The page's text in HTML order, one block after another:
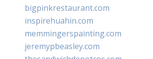
bigpinkrestaurant.com
inspirehuahin.com
memmingerspainting.com
jeremypbeasley.com